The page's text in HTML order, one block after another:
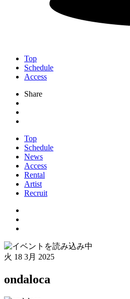
Top
Schedule
Access
Share
Top
Schedule
News
Access
Rental
Artist
Recruit
火 18 3月 2025
ondaloca